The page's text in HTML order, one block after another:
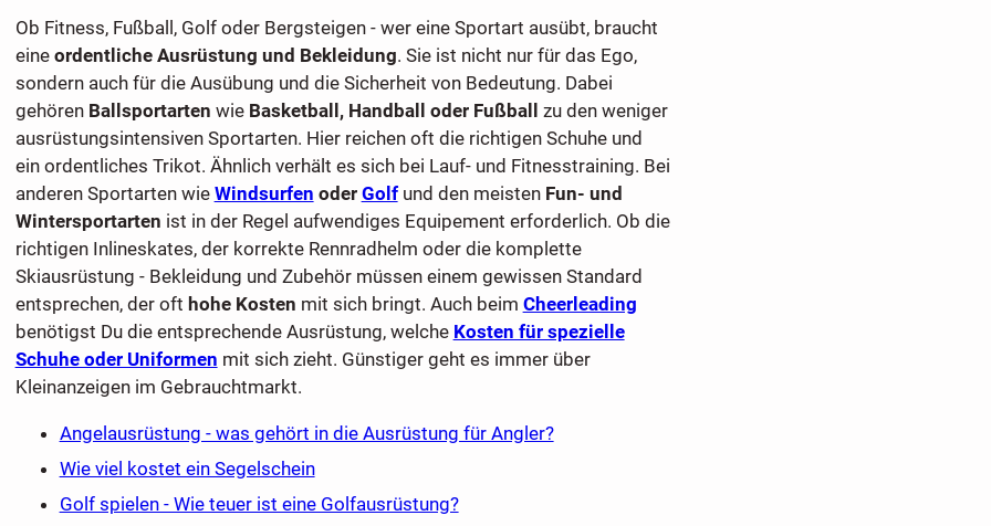
Ob Fitness, Fußball, Golf oder Bergsteigen - wer eine Sportart ausübt, braucht
eine ordentliche Ausrüstung und Bekleidung. Sie ist nicht nur für das Ego,
sondern auch für die Ausübung und die Sicherheit von Bedeutung. Dabei
gehören Ballsportarten wie Basketball, Handball oder Fußball
zu den weniger
ausrüstungsintensiven Sportarten. Hier reichen oft die richtigen Schuhe und
ein ordentliches Trikot. Ähnlich verhält es sich bei Lauf- und Fitnesstraining. Bei
anderen Sportarten wie Windsurfen oder Golfund den meisten Fun- und
Wintersportarten ist in der Regel aufwendiges Equipement erforderlich. Ob die
richtigen Inlineskates, der korrekte Rennradhelm oder die komplette
Skiausrüstung - Bekleidung und Zubehör müssen einem gewissen Standard
entsprechen, der oft hohe Kosten mit sich bringt. Auch beim Cheerleading
benötigst Du die entsprechende Ausrüstung, welche Kosten für spezielle
Schuhe oder Uniformen mit sich zieht. Günstiger geht es immer über
Kleinanzeigen im Gebrauchtmarkt.
Angelausrüstung - was gehört in die Ausrüstung für Angler?
Wie viel kostet ein Segelschein
Golf spielen - Wie teuer ist eine Golfausrüstung?